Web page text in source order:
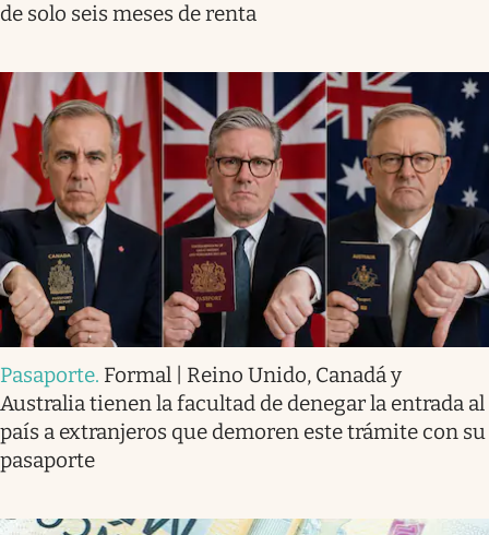
de solo seis meses de renta
Pasaporte. Formal | Reino Unido, Canadá y
Australia tienen la facultad de denegar la entrada al
país a extranjeros que demoren este trámite con su
pasaporte